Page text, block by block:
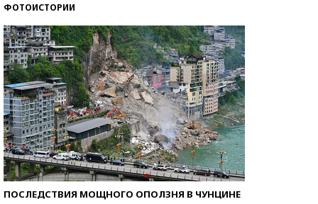
ФОТОИСТОРИИ
ПОСЛЕДСТВИЯ МОЩНОГО ОПОЛЗНЯ В ЧУНЦИНЕ